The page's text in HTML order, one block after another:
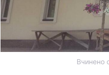
Вчинено